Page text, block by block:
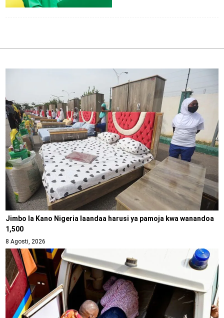
Jimbo la Kano Nigeria laandaa harusi ya pamoja kwa wanandoa
1,500
8 Agosti, 2026